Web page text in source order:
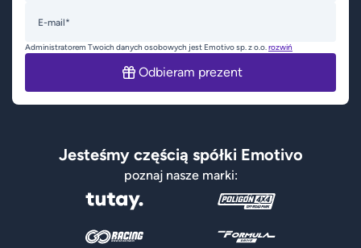
E-mail*
Administratorem Twoich danych osobowych jest Emotivo sp. z o.o.rozwiń
Odbieram prezent
Jesteśmy częścią spółki Emotivo
poznaj nasze marki: